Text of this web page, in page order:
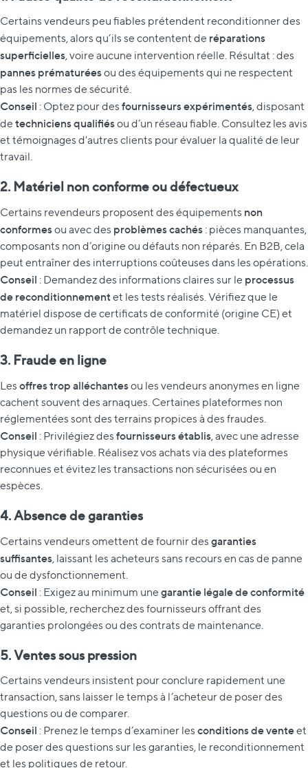
Certains vendeurs peu fiables prétendent reconditionner des
équipements, alors qu’ils se contentent de réparations
superficielles, voire aucune intervention réelle. Résultat : des
pannes prématuréesou des équipements qui ne respectent
pas les normes de sécurité.
Conseil : Optez pour des fournisseurs expérimentés, disposant
de techniciens qualifiésou d’un réseau fiable. Consultez les avis
et témoignages d'autres clients pour évaluer la qualité de leur
travail.
2. Matériel non conforme ou défectueux
Certains revendeurs proposent des équipements non
conformesou avec des problèmes cachés : pièces manquantes,
composants non d’origine ou défauts non réparés. En B2B, cela
peut entraîner des interruptions coûteuses dans les opérations.
Conseil : Demandez des informations claires sur le processus
de reconditionnementet les tests réalisés. Vérifiez que le
matériel dispose de certificats de conformité (origine CE) et
demandez un rapport de contrôle technique.
3. Fraude en ligne
Les offres trop alléchantesou les vendeurs anonymes en ligne
cachent souvent des arnaques. Certaines plateformes non
réglementées sont des terrains propices à des fraudes.
Conseil : Privilégiez des fournisseurs établis, avec une adresse
physique vérifiable. Réalisez vos achats via des plateformes
reconnues et évitez les transactions non sécurisées ou en
espèces.
4. Absence de garanties
Certains vendeurs omettent de fournir des garanties
suffisantes, laissant les acheteurs sans recours en cas de panne
ou de dysfonctionnement.
Conseil : Exigez au minimum une garantie légale de conformité
et, si possible, recherchez des fournisseurs offrant des
garanties prolongées ou des contrats de maintenance.
5. Ventes sous pression
Certains vendeurs insistent pour conclure rapidement une
transaction, sans laisser le temps à l’acheteur de poser des
questions ou de comparer.
Conseil : Prenez le temps d’examiner les conditions de venteet
de poser des questions sur les garanties, le reconditionnement
et les politiques de retour.